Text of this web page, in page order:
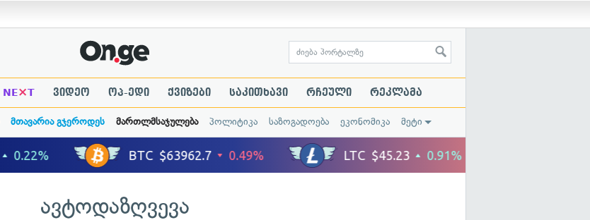
NE×T ვიდეო ოპ-ედი ქვიზები საკითხავი რჩეული რეკლამა
მთავარია გჯეროდეს მართლმსაჯულება პოლიტიკა საზოგადოება ეკონომიკა მეტი
ავტოდაზღვევა